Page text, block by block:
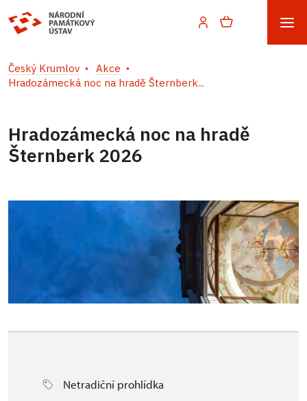
Český Krumlov
Akce
Hradozámecká noc na hradě Šternberk...
Hradozámecká noc na hradě
Šternberk 2026
Netradiční prohlídka